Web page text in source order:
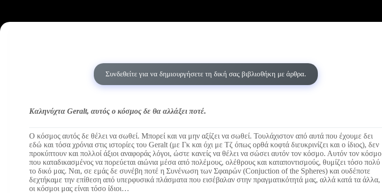
Συνδεθείτε για να δημιουργήσετε τη δική σας βιβλιοθήκη με άρθρα.
Καληνύχτα Geralt, αυτός ο κόσμος δε θα αλλάξει ποτέ.
O κόσμος αυτός δε θέλει να σωθεί. Μπορεί και να μην αξίζει να σωθεί. Τουλάχιστον από αυτά που έχουμε δει
εδώ και τόσα χρόνια στις ιστορίες του Geralt (με Γκ και όχι με Τζ όπως ορθά κοφτά διευκρινίζει και ο ίδιος), δεν
προκύπτουν και πολλοί άξιοι αναφοράς λόγοι, ώστε κανείς να θέλει να σώσει αυτόν τον κόσμο. Αυτόν τον κόσμο
που καταδικασμένος να πορεύεται αιώνια μέσα από πολέμους, ολέθρους και καταποντισμούς, θυμίζει τόσο πολύ
το δικό μας. Ναι, σε εμάς δε συνέβη ποτέ η Συνένωση των Σφαιρών (Conjuction of the Spheres) και ουδέποτε
δεχτήκαμε την επίθεση από υπερφυσικά πλάσματα που εισέβαλαν στην πραγματικότητά μας, αλλά κατά τα άλλα,
οι κόσμοι μας είναι τόσο ίδιοι…